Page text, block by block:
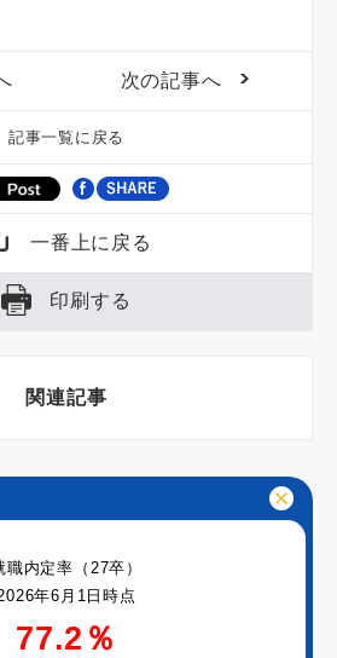
次の記事へ
記事一覧に戻る
一番上に戻る
印刷する
関連記事
職内定率（27卒）
年6月1日時点
77.2％